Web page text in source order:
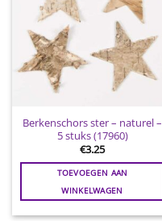
Berkenschors ster – naturel –
5 stuks (17960)
€3.25
TOEVOEGEN AAN
WINKELWAGEN